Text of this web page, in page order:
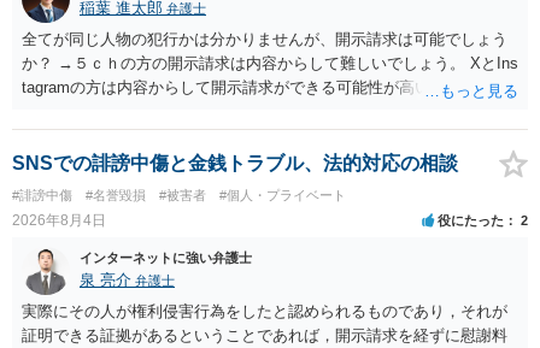
稲葉 進太郎 弁護士
全てが同じ人物の犯行かは分かりませんが、開示請求は可能でしょう
か？ →５ｃｈの方の開示請求は内容からして難しいでしょう。 XとIns
tagramの方は内容からして開示請求ができる可能性が高いでしょう。
いでしょう。７月中にアカウントが削除されている場合、今から進め
ても失敗する可能性が高いように思われます。 相手を特定できた場
合、相手に全ての弁護士費用を負担させることは可能でしょうか？ →
訴訟外の交渉で相手方が認めれば負担させることができるでしょう。
訴訟で判決となった場合は、実際の弁護士費用が認められる場合と認
められない場合があり何ともいえないところでしょう。
SNSでの誹謗中傷と金銭トラブル、法的対応の相談
#誹謗中傷 #名誉毀損 #被害者 #個人・プライベート
2026年8月4日 役にたった 2
インターネットに強い弁護士
泉 亮介 弁護士
実際にその人が権利侵害行為をしたと認められるものであり，それが
証明できる証拠があるということであれば，開示請求を経ずに慰謝料